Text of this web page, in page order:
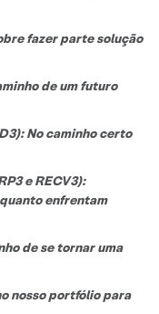
fazer parte solução
de um futuro
No caminho certo
e RECV3):
enfrentam
de se tornar uma
nosso portfólio para